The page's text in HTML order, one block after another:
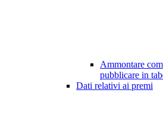
Ammontare
pubblicare in
Dati relativi ai premi